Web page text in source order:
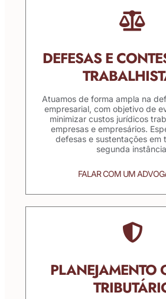
DEFESAS E
Atuamos de forma ampla na
empresarial, com objetivo de
minimizar custos jurídicos
empresas e empresários.
defesas e sustentações em
segunda
FALAR COM UM
PLANEJAMENTO